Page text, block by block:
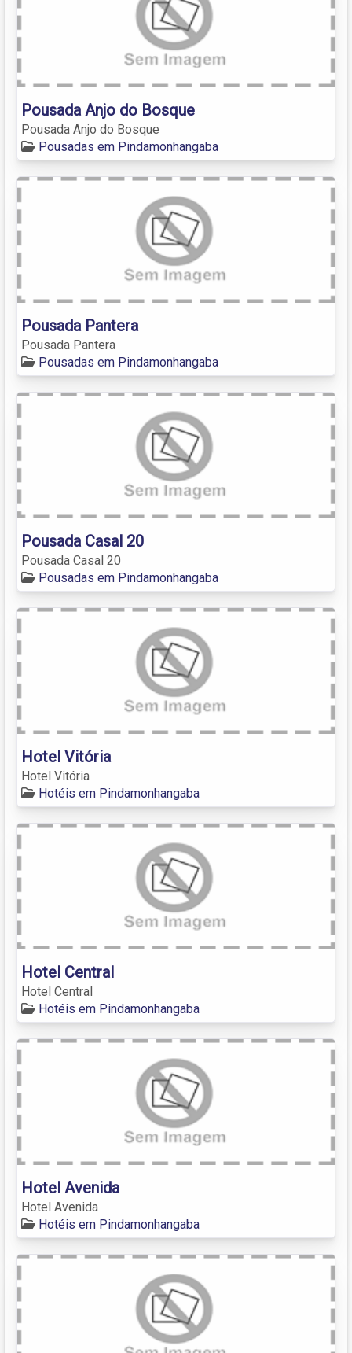
Pousada Anjo do Bosque
Pousada Anjo do Bosque
Pousadas em Pindamonhangaba
Pousada Pantera
Pousada Pantera
Pousadas em Pindamonhangaba
Pousada Casal 20
Pousada Casal 20
Pousadas em Pindamonhangaba
Hotel Vitória
Hotel Vitória
Hotéis em Pindamonhangaba
Hotel Central
Hotel Central
Hotéis em Pindamonhangaba
Hotel Avenida
Hotel Avenida
Hotéis em Pindamonhangaba